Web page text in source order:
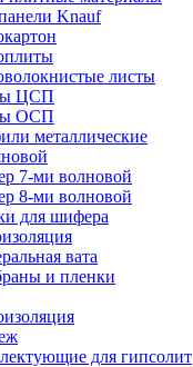
Knauf
листы
ЦСП
ОСП
металлические
7-ми волновой
8-ми волновой
для шифера
вата
и пленки
для гипсолит